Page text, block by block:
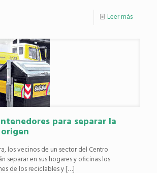
Leer más
para separar la
los vecinos de un sector del Centro
separar en sus hogares y oficinas los
de los reciclables y[…]